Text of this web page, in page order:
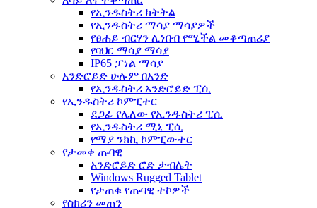
የኢንዱስትሪ ክትትል
የኢንዱስትሪ ማሳያ ማሳያዎች
የፀሐይ ብርሃን ሊነበብ የሚችል መቆጣጠሪያ
የባህር ማሳያ ማሳያ
IP65 ፓነል ማሳያ
አንድሮይድ ሁሉም በአንድ
የኢንዱስትሪ አንድሮይድ ፒሲ
የኢንዱስትሪ ኮምፒተር
ደጋፊ የሌለው የኢንዱስትሪ ፒሲ
የኢንዱስትሪ ሚኒ ፒሲ
የማያ ንክኪ ኮምፒውተር
የታመቀ ጡባዊ
አንድሮይድ ሮድ ታብሌት
Windows Rugged Tablet
የታጠቁ የጡባዊ ተኮዎች
የስክሪን መጠን